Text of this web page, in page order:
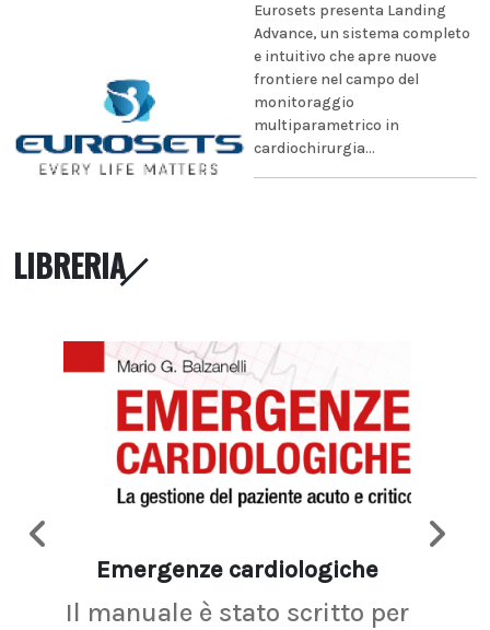
Eurosets presenta Landing
Advance, un sistema completo
e intuitivo che apre nuove
frontiere nel campo del
monitoraggio
multiparametrico in
cardiochirurgia...
LIBRERIA
Emergenze cardiologiche
Il manuale è stato scritto per